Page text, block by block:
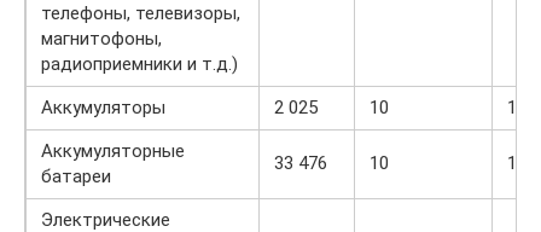
телефоны, телевизоры,
магнитофоны,
радиоприемники и т.д.)
Аккумуляторы 2 025 10
15
Аккумуляторные
батареи
33 476 10 15
Электрические